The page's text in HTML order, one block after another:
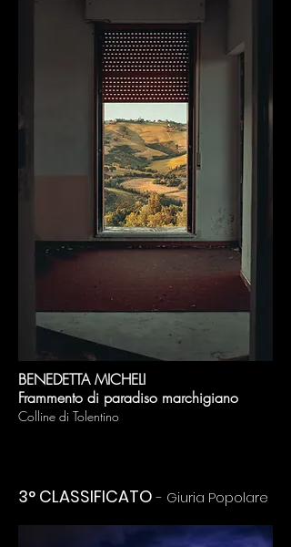
BENEDETTA MICHELI
Frammento di paradiso marchigiano
Colline di Tolentino
3° CLASSIFICATO- Giuria Popolare